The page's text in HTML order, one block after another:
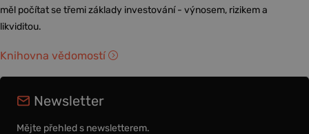
měl počítat se třemi základy investování - výnosem, rizikem a
likviditou.
Knihovna vědomostí
Newsletter
Mějte přehled s newsletterem.